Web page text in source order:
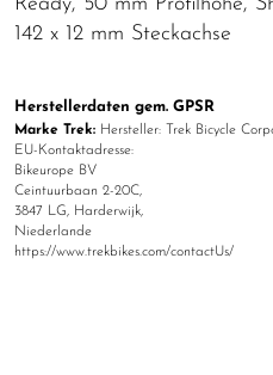
142 x 12 mm Steckachse
Herstellerdaten gem. GPSR
Marke Trek: Hersteller: Trek Bicycle
EU-Kontaktadresse:
Bikeurope BV
Ceintuurbaan 2-20C,
3847 LG, Harderwijk,
Niederlande
https://www.trekbikes.com/contactUs/